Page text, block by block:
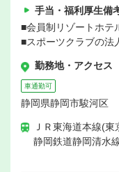
手当・福利厚生備
■会員制リゾートホテ
■スポーツクラブの法
勤務地・アクセス
車通勤可
静岡県静岡市駿河区
ＪＲ東海道本線(
静岡鉄道静岡清水